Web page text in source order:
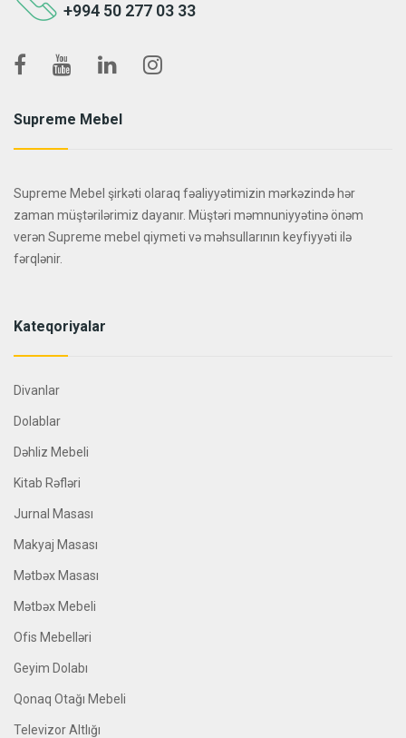
+994 50 277 03 33
Supreme Mebel
Supreme Mebel şirkəti olaraq fəaliyyətimizin mərkəzində hər
zaman müştərilərimiz dayanır. Müştəri məmnuniyyətinə önəm
verən Supreme mebel qiymeti və məhsullarının keyfiyyəti ilə
fərqlənir.
Kateqoriyalar
Divanlar
Dolablar
Dəhliz Mebeli
Kitab Rəfləri
Jurnal Masası
Makyaj Masası
Mətbəx Masası
Mətbəx Mebeli
Ofis Mebelləri
Geyim Dolabı
Qonaq Otağı Mebeli
Televizor Altlığı